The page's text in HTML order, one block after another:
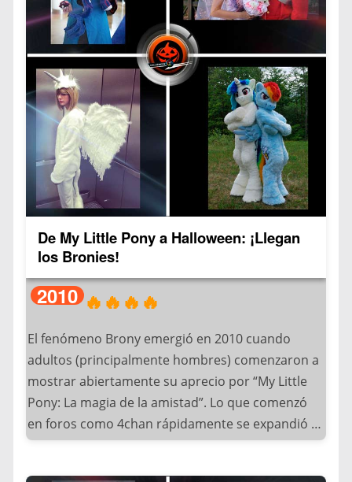
Esta tendencia emergió alrededor de 2015
cuando:
– Artistas del furry fandom comenzaron a
experimentar con diseños más reveladores
– Influencers en Instagram popularizaron el
#SexyFursuit
– Marcas como Etsy lanzaron líneas especiales
para Halloween
máscaras parciales que muestran el rostro,
orejas articuladas con movimiento realista, colas
que enfatizan la silueta y guantes con garras
estilizadas.
De My Little Pony a Halloween: ¡Llegan
los Bronies!
2010 🔥🔥🔥🔥
El fenómeno Brony emergió en 2010 cuando
adultos (principalmente hombres) comenzaron a
mostrar abiertamente su aprecio por “My Little
Pony: La magia de la amistad”. Lo que comenzó
en foros como 4chan rápidamente se expandió a
convenciones de cómics, llegando a su peak en